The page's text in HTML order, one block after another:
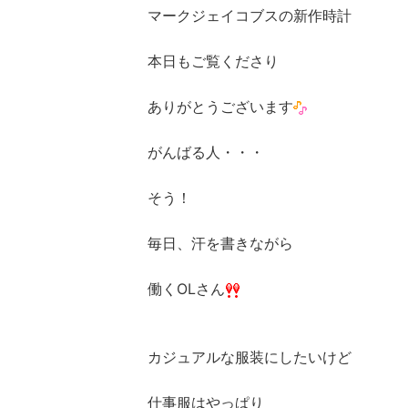
マークジェイコブスの新作時計
本日もご覧くださり
ありがとうございます
がんばる人・・・
そう！
毎日、汗を書きながら
働くOLさん
カジュアルな服装にしたいけど
仕事服はやっぱり